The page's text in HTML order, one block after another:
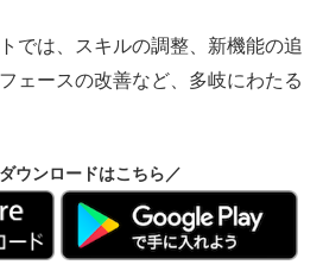
では、スキルの調整、新機能の追
ェースの改善など、多岐にわたる
ウンロードはこちら／